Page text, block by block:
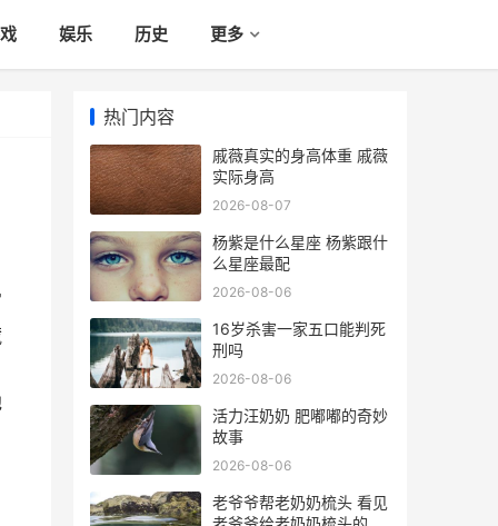
娱乐 历史 更多
热门内容
戚薇真实的身高体重 戚薇
实际身高
2026-08-07
杨紫是什么星座 杨紫跟什
么星座最配
2026-08-06
16岁杀害一家五口能判死
刑吗
2026-08-06
活力汪奶奶 肥嘟嘟的奇妙
故事
2026-08-06
老爷爷帮老奶奶梳头 看见